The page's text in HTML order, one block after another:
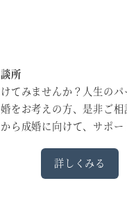
所
けてみませんか？人生の
をお考えの方、是非ご相
ら成婚に向けて、サポー
詳しくみる